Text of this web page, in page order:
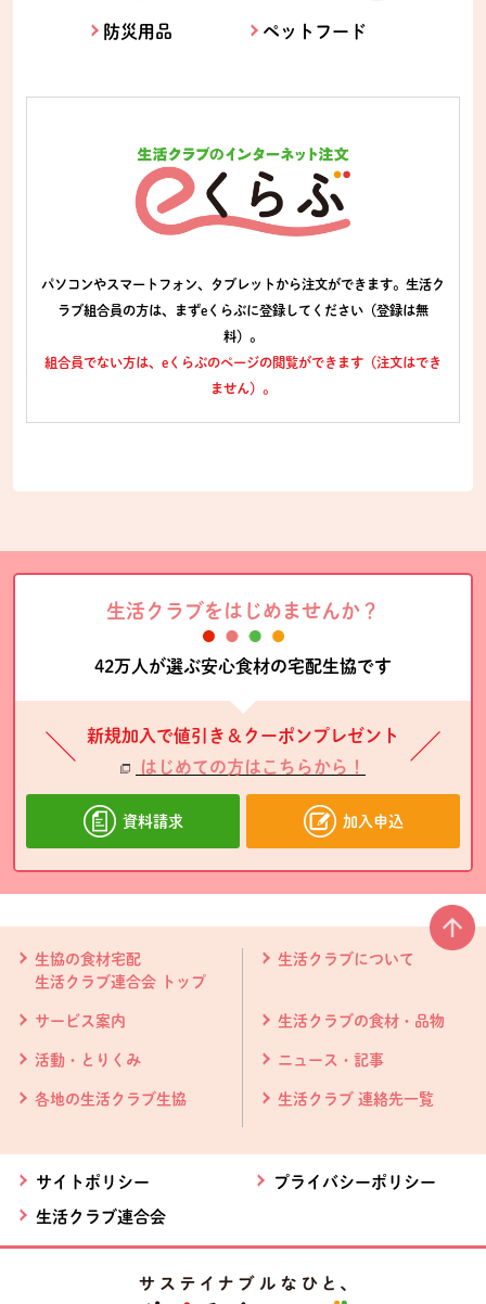
防災用品 ペットフード
パソコンやスマートフォン、タブレットから注文ができます。生活ク
ラブ組合員の方は、まずeくらぶに登録してください（登録は無
料）。
組合員でない方は、eくらぶのページの閲覧ができます（注文はでき
ません）。
生活クラブをはじめませんか？
42万人が選ぶ安心食材の宅配生協です
新規加入で値引き＆クーポンプレゼント
はじめての方はこちらから！
資料請求 加入申込
生協の食材宅配
生活クラブ連合会 トップ
生活クラブについて
サービス案内 生活クラブの食材・品物
活動・とりくみ ニュース・記事
各地の生活クラブ生協 生活クラブ 連絡先一覧
サイトポリシー プライバシーポリシー
生活クラブ連合会